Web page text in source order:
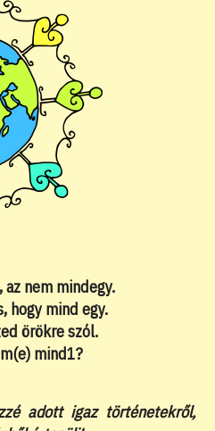
nem mindegy.
hogy mind egy.
örökre szól.
mind1?
adott igaz történetekről,